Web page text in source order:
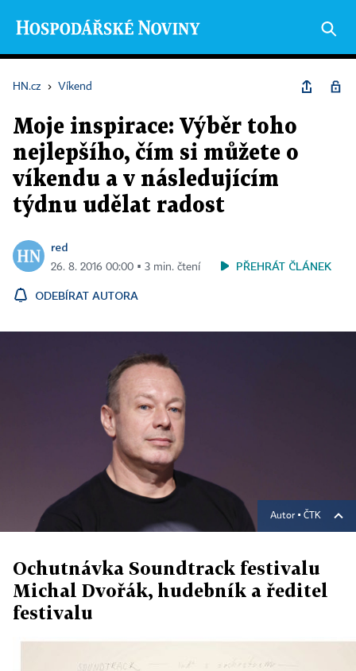
HN.cz › Víkend
Moje inspirace: Výběr toho
nejlepšího, čím si můžete o
víkendu a v následujícím
týdnu udělat radost
red
26. 8. 2016 00:00 ▪ 3 min. čtení PŘEHRÁT ČLÁNEK
ODEBÍRAT AUTORA
Autor ▪ ČTK
Ochutnávka Soundtrack festivalu
Michal Dvořák, hudebník a ředitel
festivalu